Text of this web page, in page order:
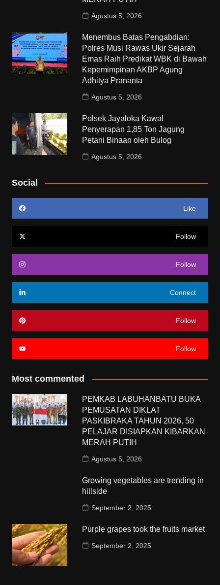
Agustus 5, 2026
Menembus Batas Pengabdian:
Polres Musi Rawas Ukir Sejarah
Emas Raih Predikat WBK di Bawah
Kepemimpinan AKBP Agung
Adhitya Prananta
Agustus 5, 2026
Polsek Jayaloka Kawal
Penyerapan 1,85 Ton Jagung
Petani Binaan oleh Bulog
Agustus 5, 2026
Social
Like
Follow
Follow
Connect
Follow
Follow
Most commented
PEMKAB LABUHANBATU BUKA
PEMUSATAN DIKLAT
PASKIBRAKA TAHUN 2026, 50
PELAJAR DISIAPKAN KIBARKAN
MERAH PUTIH
Agustus 5, 2026
Growing vegetables are trending in
hillside
September 2, 2025
Purple grapes took the fruits market
September 2, 2025